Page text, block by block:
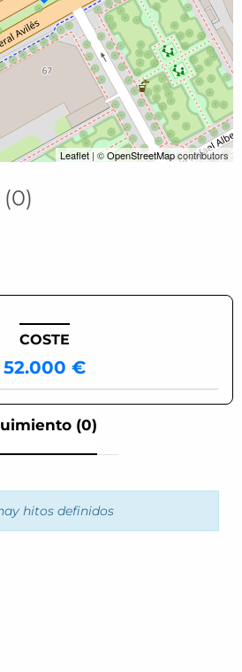
Leaflet| ©OpenStreetMapcontributors
(0)
COSTE
52.000 €
(0)
hitos definidos